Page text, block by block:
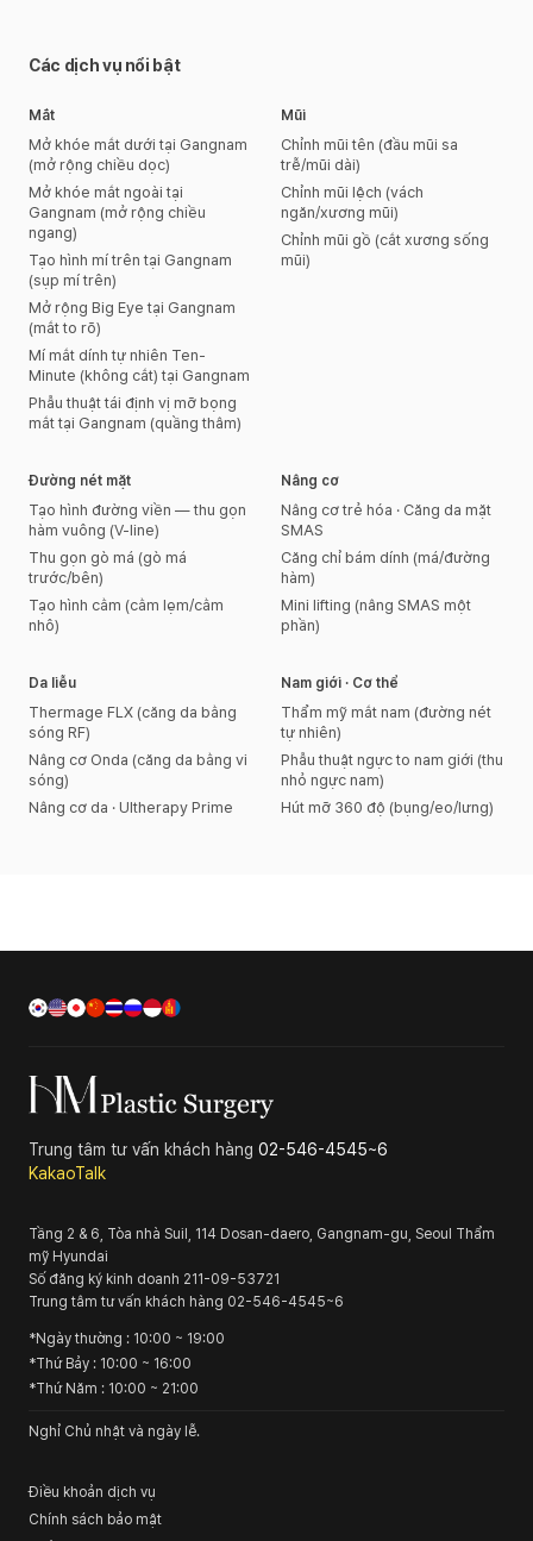
Các dịch vụ nổi bật
Mắt
Mở khóe mắt dưới tại Gangnam
(mở rộng chiều dọc)
Mở khóe mắt ngoài tại
Gangnam (mở rộng chiều
ngang)
Tạo hình mí trên tại Gangnam
(sụp mí trên)
Mở rộng Big Eye tại Gangnam
(mắt to rõ)
Mí mắt dính tự nhiên Ten-
Minute (không cắt) tại Gangnam
Phẫu thuật tái định vị mỡ bọng
mắt tại Gangnam (quầng thâm)
Mũi
Chỉnh mũi tên (đầu mũi sa
trễ/mũi dài)
Chỉnh mũi lệch (vách
ngăn/xương mũi)
Chỉnh mũi gồ (cắt xương sống
mũi)
Đường nét mặt
Tạo hình đường viền — thu gọn
hàm vuông (V-line)
Thu gọn gò má (gò má
trước/bên)
Tạo hình cằm (cằm lẹm/cằm
nhô)
Nâng cơ
Nâng cơ trẻ hóa · Căng da mặt
SMAS
Căng chỉ bám dính (má/đường
hàm)
Mini lifting (nâng SMAS một
phần)
Da liễu
Thermage FLX (căng da bằng
sóng RF)
Nâng cơ Onda (căng da bằng vi
sóng)
Nâng cơ da · Ultherapy Prime
Nam giới · Cơ thể
Thẩm mỹ mắt nam (đường nét
tự nhiên)
Phẫu thuật ngực to nam giới (thu
nhỏ ngực nam)
Hút mỡ 360 độ (bụng/eo/lưng)
Trung tâm tư vấn khách hàng 02-546-4545~6
KakaoTalk
Tầng 2 & 6, Tòa nhà Suil, 114 Dosan-daero, Gangnam-gu, Seoul Thẩm
mỹ Hyundai
Số đăng ký kinh doanh 211-09-53721
Trung tâm tư vấn khách hàng 02-546-4545~6
*Ngày thường : 10:00 ~ 19:00
*Thứ Bảy : 10:00 ~ 16:00
*Thứ Năm : 10:00 ~ 21:00
Nghỉ Chủ nhật và ngày lễ.
Điều khoản dịch vụ
Chính sách bảo mật